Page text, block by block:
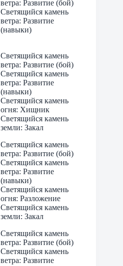
ветра: Развитие (бой)
Светящийся камень
ветра: Развитие
(навыки)
Светящийся камень
ветра: Развитие (бой)
Светящийся камень
ветра: Развитие
(навыки)
Светящийся камень
огня: Хищник
Светящийся камень
земли: Закал
Светящийся камень
ветра: Развитие (бой)
Светящийся камень
ветра: Развитие
(навыки)
Светящийся камень
огня: Разложение
Светящийся камень
земли: Закал
Светящийся камень
ветра: Развитие (бой)
Светящийся камень
ветра: Развитие